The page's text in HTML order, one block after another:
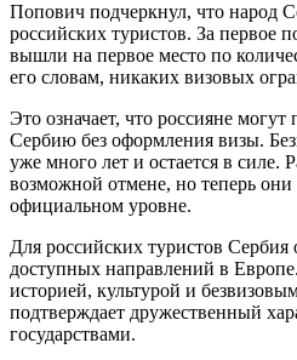
Попович подчеркнул, что народ
российских туристов. За первое
вышли на первое место по
его словам, никаких визовых
Это означает, что россияне могут
Сербию без оформления визы.
уже много лет и остается в силе.
возможной отмене, но теперь
официальном уровне.
Для российских туристов Сербия
доступных направлений в
историей, культурой и
подтверждает дружественный
государствами.